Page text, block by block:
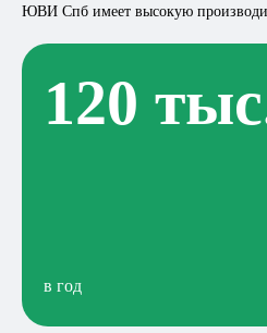
ЮВИ Спб имеет высокую
120
в год